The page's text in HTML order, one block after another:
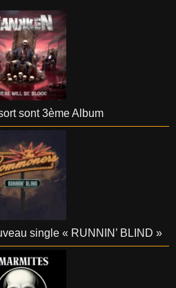
sont 3ème Album
single « RUNNIN’ BLIND »